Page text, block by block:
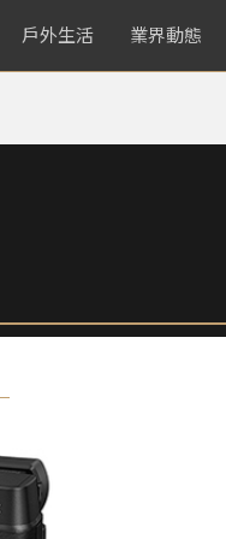
戶外生活 業界動態